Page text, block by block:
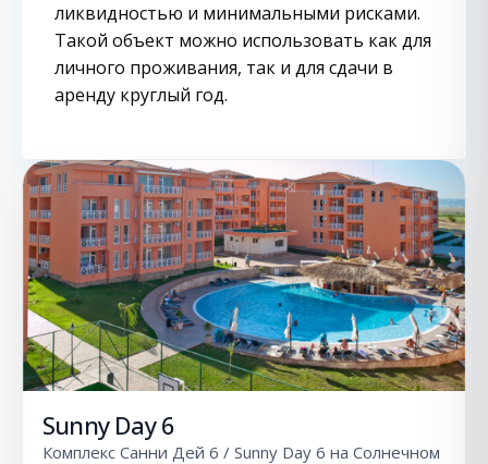
ликвидностью и минимальными рисками.
Такой объект можно использовать как для
личного проживания, так и для сдачи в
аренду круглый год.
Sunny Day 6
Комплекс Санни Дей 6 / Sunny Day 6 на Солнечном